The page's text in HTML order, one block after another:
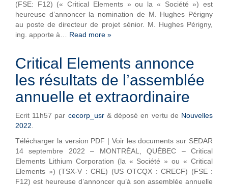
(FSE: F12) (« Critical Elements » ou la « Société ») est
heureuse d’annoncer la nomination de M. Hughes Périgny
au poste de directeur de projet sénior. M. Hughes Périgny,
ing. apporte à… Read more »
Critical Elements annonce
les résultats de l’assemblée
annuelle et extraordinaire
Ecrit 11h57 par cecorp_usr &déposé en vertu de Nouvelles
2022
Télécharger la version PDF | Voir les documents sur SEDAR
14 septembre 2022 – MONTRÉAL, QUÉBEC – Critical
Elements Lithium Corporation (la « Société » ou « Critical
Elements ») (TSX-V : CRE) (US OTCQX : CRECF) (FSE :
F12) est heureuse d’annoncer qu’à son assemblée annuelle